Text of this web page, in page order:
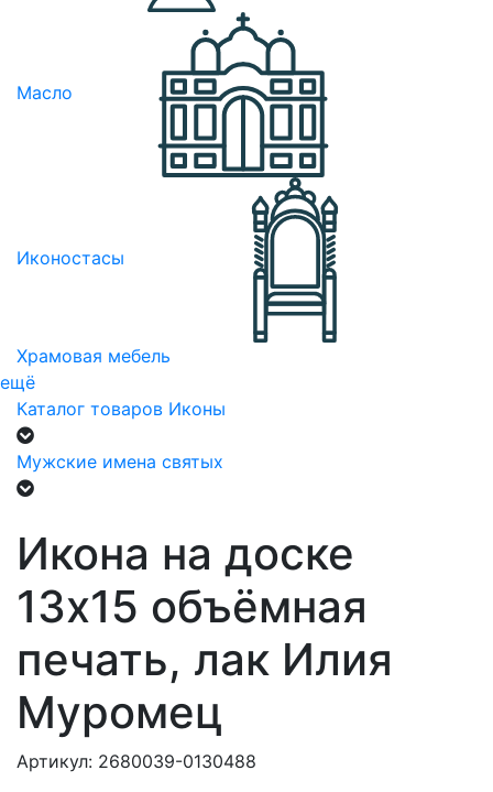
Масло
Иконостасы
Храмовая мебель
ещё
Каталог товаров Иконы
Мужские имена святых
Икона на доске
13х15 объёмная
печать, лак Илия
Муромец
Артикул: 2680039-0130488